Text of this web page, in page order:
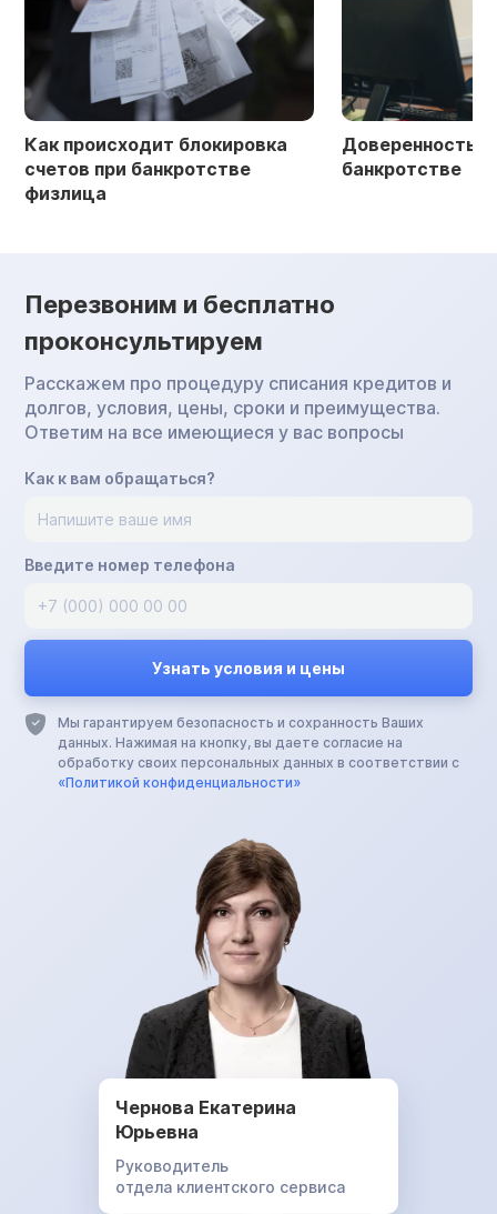
Как происходит блокировка
счетов при банкротстве
физлица
Доверенность
банкротстве
Перезвоним и бесплатно
проконсультируем
Расскажем про процедуру списания кредитов и
долгов, условия, цены, сроки и преимущества.
Ответим на все имеющиеся у вас вопросы
Как к вам обращаться?
Введите номер телефона
Мы гарантируем безопасность и сохранность Ваших
данных. Нажимая на кнопку, вы даете согласие на
обработку своих персональных данных в соответствии с
«Политикой конфиденциальности»
Чернова Екатерина
Юрьевна
Руководитель
отдела клиентского сервиса